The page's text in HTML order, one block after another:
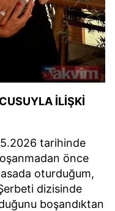
İLİŞKİ
tarihinde
önce
oturduğum,
dizisinde
boşandıktan